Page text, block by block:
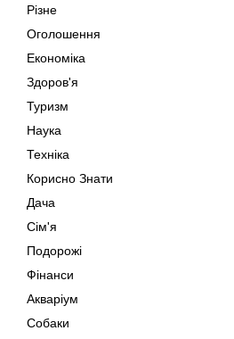
Різне
Оголошення
Економіка
Здоров'я
Туризм
Наука
Техніка
Корисно Знати
Дача
Сім'я
Подорожі
Фінанси
Акваріум
Собаки